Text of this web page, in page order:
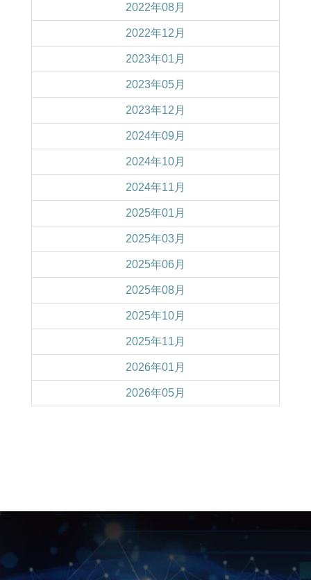
2022年08月
2022年12月
2023年01月
2023年05月
2023年12月
2024年09月
2024年10月
2024年11月
2025年01月
2025年03月
2025年06月
2025年08月
2025年10月
2025年11月
2026年01月
2026年05月